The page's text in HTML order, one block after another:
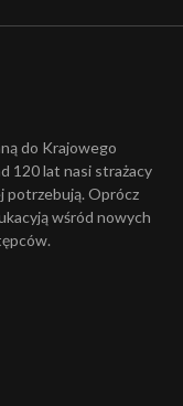
do Krajowego
120 lat nasi strażacy
potrzebują. Oprócz
wśród nowych